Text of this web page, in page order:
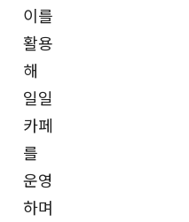
이를
활용
해
일일
카페
를
운영
하며